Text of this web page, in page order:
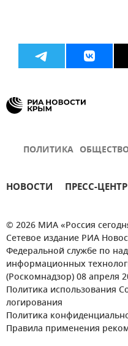
ПОЛИТИКА
НОВОСТИ ПРЕСС-ЦЕНТР
© 2026 МИА «Россия
Сетевое издание РИА
Федеральной службе по
информационных
(Роскомнадзор) 08 апреля
Политика использования
логирования
Политика
Правила применения